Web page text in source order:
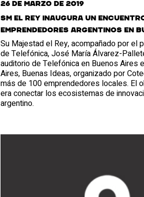
26 de marzo de 2019
SM el Rey inaugura un
emprendedores argentinos en
Su Majestad el Rey, acompañado por el
de Telefónica, José María Álvarez-
auditorio de Telefónica en Buenos Aires
Aires, Buenas Ideas, organizado por
más de 100 emprendedores locales. El
era conectar los ecosistemas de
argentino.